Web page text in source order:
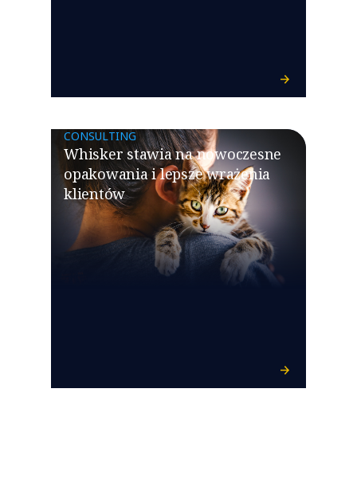
CONSULTING
Whisker stawia na nowoczesne
opakowania i lepsze wrażenia
klientów